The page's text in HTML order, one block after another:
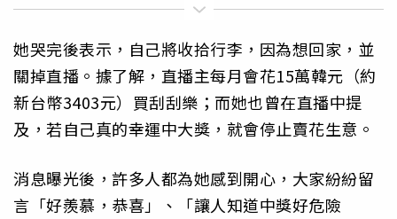
她哭完後表示，自己將收拾行李，因為想回家，並
關掉直播。據了解，直播主每月會花15萬韓元（約
新台幣3403元）買刮刮樂；而她也曾在直播中提
及，若自己真的幸運中大獎，就會停止賣花生意。
消息曝光後，許多人都為她感到開心，大家紛紛留
言「好羨慕，恭喜」、「讓人知道中獎好危險